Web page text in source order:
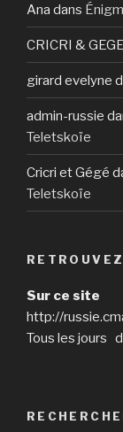
Ana dans
CRICRI & GEGE
girard evelyne
admin-russie
Teletskoïe
Cricri et Gégé
Teletskoïe
Sur ce site
http://
Tous les jours